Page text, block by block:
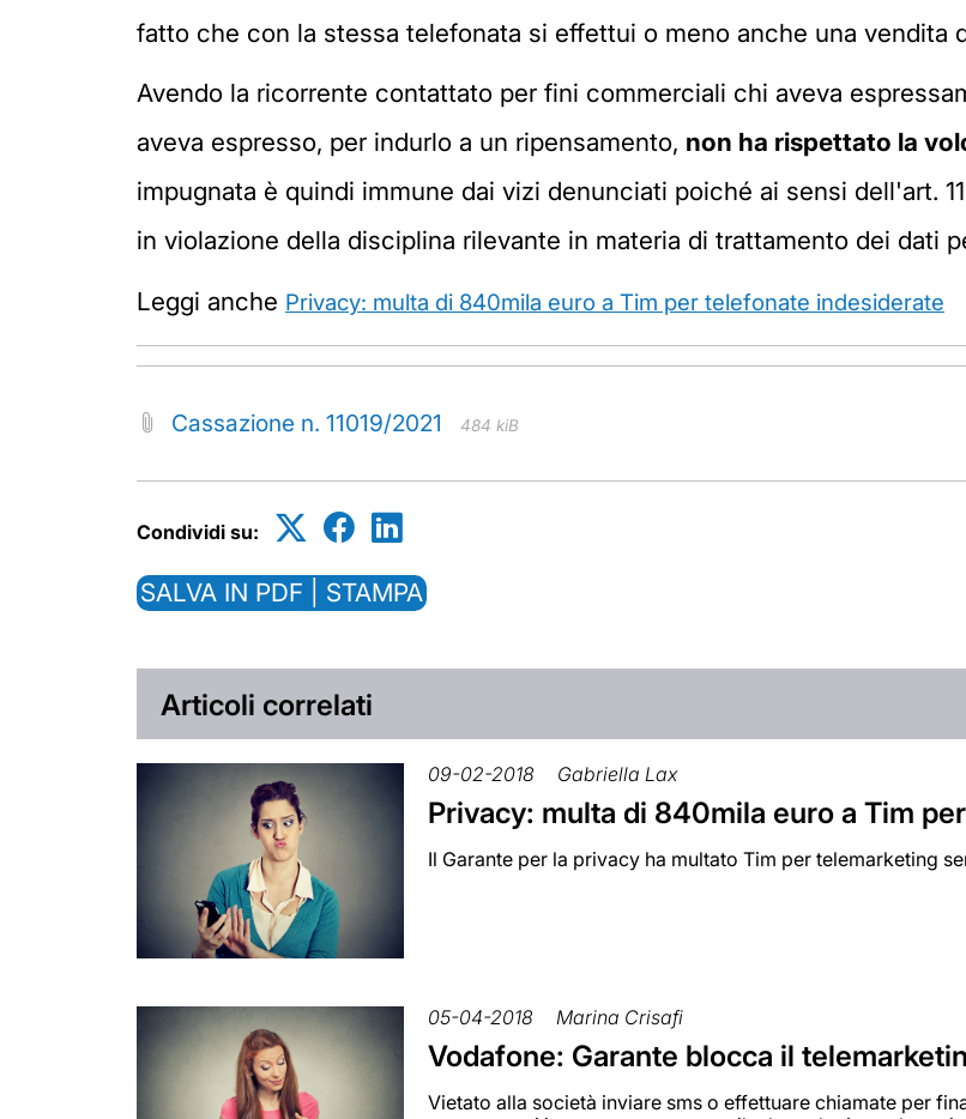
fatto che con la stessa telefonata si effettui o meno anche una vendita
Avendo la ricorrente contattato per fini commerciali chi aveva
aveva espresso, per indurlo a un ripensamento, non ha rispettato la
impugnata è quindi immune dai vizi denunciati poiché ai sensi dell'art.
in violazione della disciplina rilevante in materia di trattamento dei dati
Leggi anche Privacy: multa di 840mila euro a Tim per telefonate indesiderate
Cassazione n. 11019/2021 484 kiB
Condividi su:
SALVA IN PDF | STAMPA
Articoli correlati
09-02-2018 Gabriella Lax
Privacy: multa di 840mila euro a Tim
Il Garante per la privacy ha multato Tim per telemarketing
05-04-2018 Marina Crisafi
Vodafone: Garante blocca il
Vietato alla società inviare sms o effettuare chiamate per